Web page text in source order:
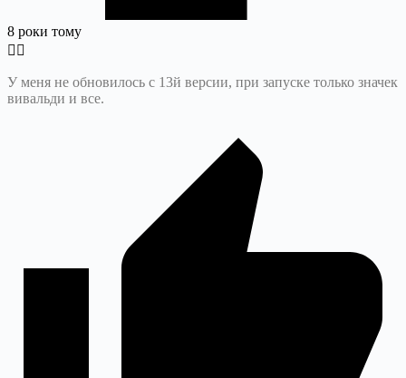
8 роки тому
У меня не обновилось с 13й версии, при запуске только значек
вивальди и все.